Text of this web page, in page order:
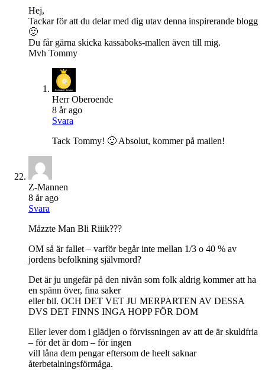
Hej,
Tackar för att du delar med dig utav denna inspirerande blogg
🙂
Du får gärna skicka kassaboks-mallen även till mig.
Mvh Tommy
Herr Oberoende
8 år ago
Svara
Tack Tommy! 🙂 Absolut, kommer på mailen!
Z-Mannen
8 år ago
Svara
Måzzte Man Bli Riiik???
OM så är fallet – varför begår inte mellan 1/3 o 40 % av
jordens befolkning självmord?
Det är ju ungefär på den nivån som folk aldrig kommer att ha
en spänn över, fina saker
eller bil. OCH DET VET JU MERPARTEN AV DESSA
DVS DET FINNS INGA HOPP FÖR DOM
Eller lever dom i glädjen o förvissningen av att de är skuldfria
– för det är dom – för ingen
vill låna dem pengar eftersom de heelt saknar
återbetalningsförmåga.